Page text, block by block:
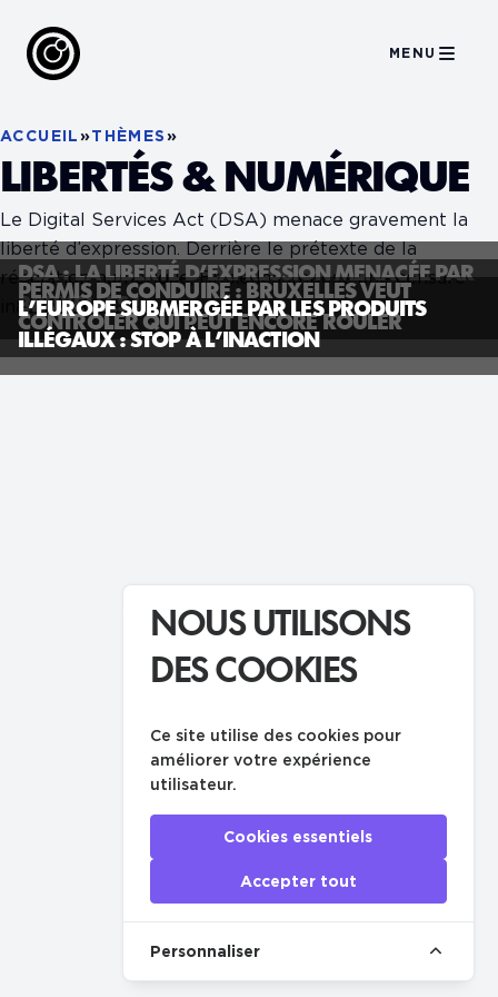
MENU
ACCUEIL»THÈMES»
LIBERTÉS & NUMÉRIQUE
Le Digital Services Act (DSA) menace gravement la
liberté d’expression. Derrière le prétexte de la
régulation numérique, Bruxelles impose une censure
inacceptable.
DSA : LA LIBERTÉ D’EXPRESSION MENACÉE PAR
BRUXELLES !
PERMIS DE CONDUIRE : BRUXELLES VEUT
CONTRÔLER QUI PEUT ENCORE ROULER
L’EUROPE SUBMERGÉE PAR LES PRODUITS
ILLÉGAUX : STOP À L’INACTION
NOUS UTILISONS
DES COOKIES
Ce site utilise des cookies pour
améliorer votre expérience
utilisateur.
Cookies essentiels
Accepter tout
Personnaliser